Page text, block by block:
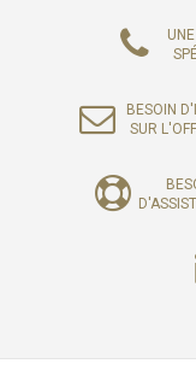
BESOIN
SUR